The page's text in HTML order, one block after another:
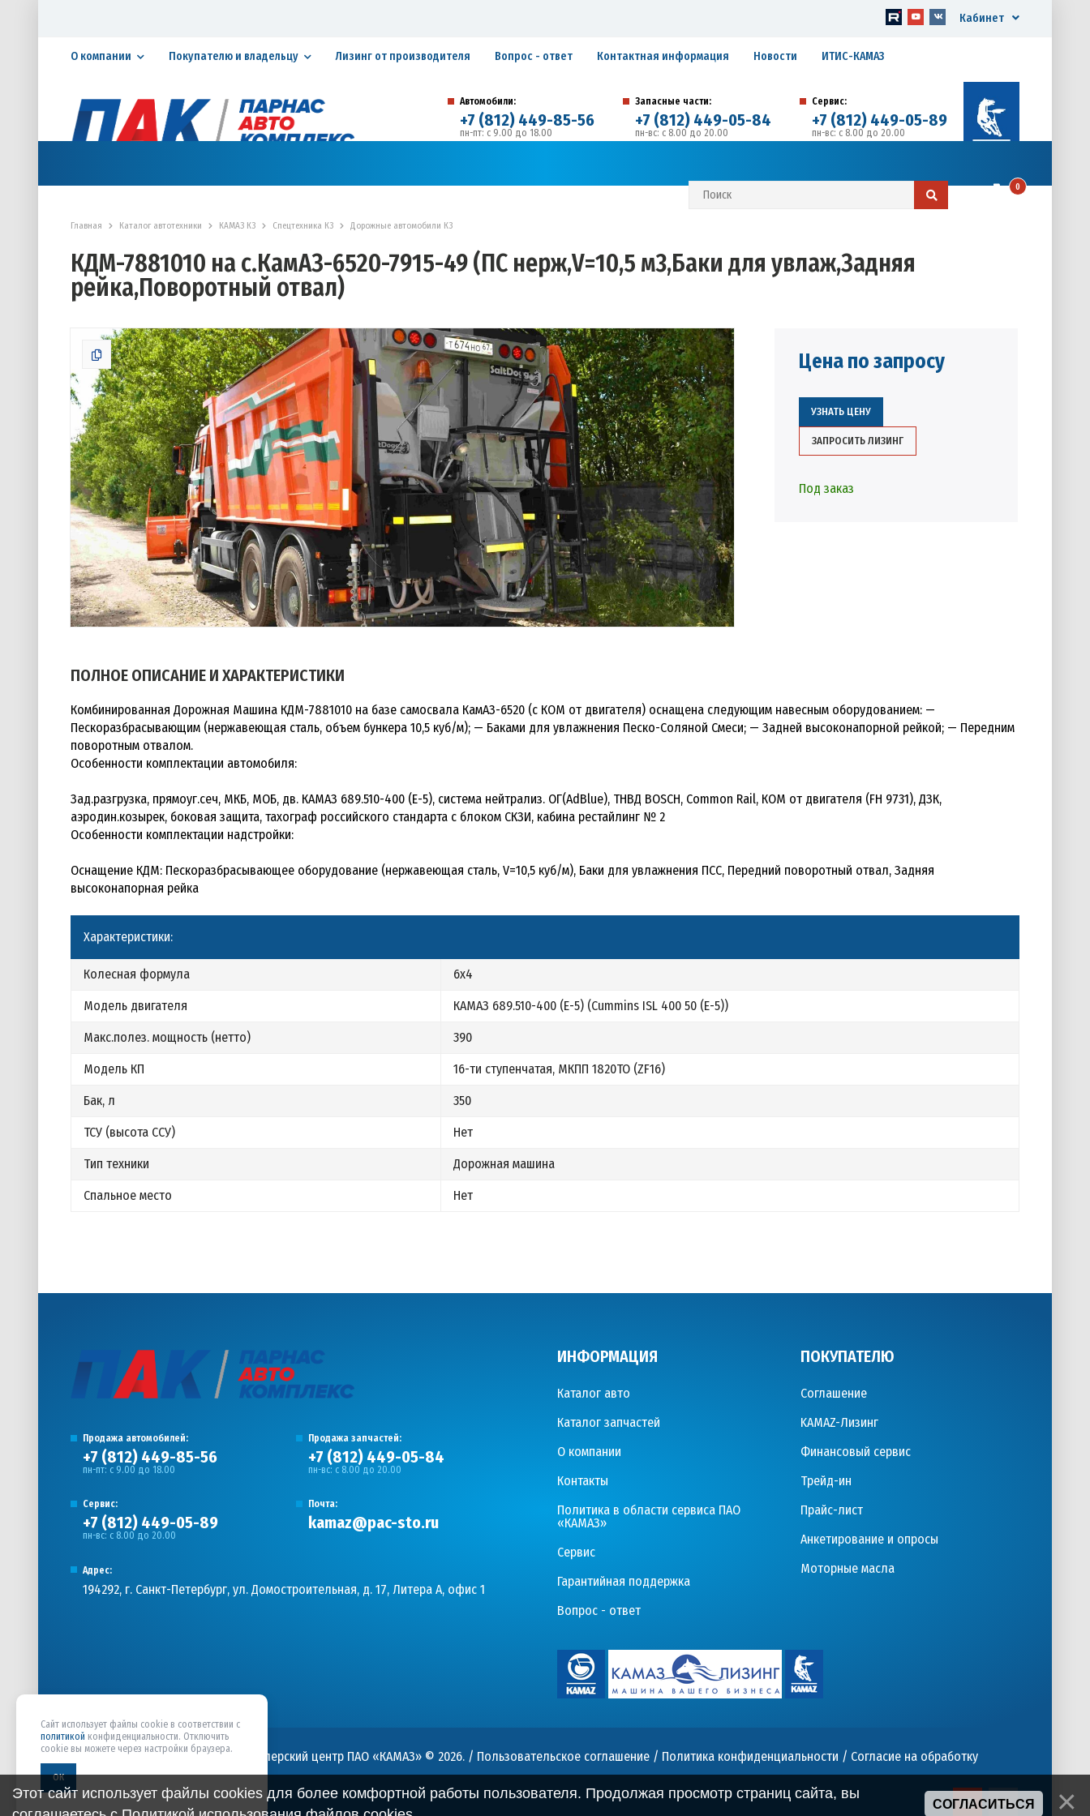
Кабинет
О компании Покупателю и владельцу Лизинг от производителя Вопрос - ответ Контактная информация Новости ИТИС-КАМАЗ
Автомобили:
+7 (812) 449-85-56
пн-пт: с 9.00 до 18.00
Запасные части:
+7 (812) 449-05-84
пн-вс: с 8.00 до 20.00
Сервис:
+7 (812) 449-05-89
пн-вс: с 8.00 до 20.00
0
Главная Каталог автотехники КАМАЗ К3 Спецтехника К3 Дорожные автомобили К3
КДМ-7881010 на с.КамАЗ-6520-7915-49 (ПС нерж,V=10,5 м3,Баки для увлаж,Задняя
рейка,Поворотный отвал)
Цена по запросу
УЗНАТЬ ЦЕНУ
ЗАПРОСИТЬ ЛИЗИНГ
Под заказ
ПОЛНОЕ ОПИСАНИЕ И ХАРАКТЕРИСТИКИ
Комбинированная Дорожная Машина КДМ-7881010 на базе самосвала КамАЗ-6520 (с КОМ от двигателя) оснащена следующим навесным оборудованием: —
Пескоразбрасывающим (нержавеющая сталь, объем бункера 10,5 куб/м); — Баками для увлажнения Песко-Соляной Смеси; — Задней высоконапорной рейкой; — Передним
поворотным отвалом.
Особенности комплектации автомобиля:
Зад.разгрузка, прямоуг.сеч, МКБ, МОБ, дв. КАМАЗ 689.510-400 (Е-5), система нейтрализ. ОГ(AdBlue), ТНВД BOSCH, Common Rail, КОМ от двигателя (FH 9731), ДЗК,
аэродин.козырек, боковая защита, тахограф российского стандарта с блоком СКЗИ, кабина рестайлинг № 2
Особенности комплектации надстройки:
Оснащение КДМ: Пескоразбрасывающее оборудование (нержавеющая сталь, V=10,5 куб/м), Баки для увлажнения ПСС, Передний поворотный отвал, Задняя
высоконапорная рейка
Характеристики:
Колесная формула 6х4
Модель двигателя КАМАЗ 689.510-400 (Е-5) (Cummins ISL 400 50 (Е-5))
Макс.полез. мощность (нетто) 390
Модель КП 16-ти ступенчатая, МКПП 1820ТО (ZF16)
Бак, л 350
ТСУ (высота ССУ) Нет
Тип техники Дорожная машина
Спальное место Нет
Продажа автомобилей:
+7 (812) 449-85-56
пн-пт: с 9.00 до 18.00
Продажа запчастей:
+7 (812) 449-05-84
пн-вс: с 8.00 до 20.00
Сервис:
+7 (812) 449-05-89
пн-вс: с 8.00 до 20.00
Почта:
kamaz@pac-sto.ru
Адрес:
194292, г. Санкт-Петербург, ул. Домостроительная, д. 17, Литера А, офис 1
ИНФОРМАЦИЯ
Каталог авто
Каталог запчастей
О компании
Контакты
Политика в области сервиса ПАО
«КАМАЗ»
Сервис
Гарантийная поддержка
Вопрос - ответ
ПОКУПАТЕЛЮ
Соглашение
KAMAZ-Лизинг
Финансовый сервис
Трейд-ин
Прайс-лист
Анкетирование и опросы
Моторные масла
ООО «ПАРНАСАВТОКОМПЛЕКС» - Дилерский центр ПАО «КАМАЗ» © 2026. / Пользовательское соглашение / Политика конфиденциальности / Согласие на обработку
персональных данных
Сайт использует файлы cookie в соответствии с
политикой конфиденциальности. Отключить
cookie вы можете через настройки браузера.
ОК
Этот сайт использует файлы cookies для более комфортной работы пользователя. Продолжая просмотр страниц сайта, вы
СОГЛАСИТЬСЯ